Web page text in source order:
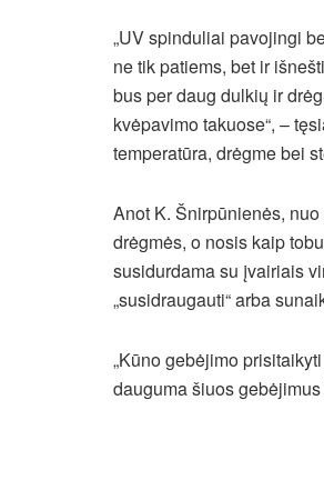
„UV spinduliai pavojingi
ne tik patiems, bet ir
bus per daug dulkių ir
kvėpavimo takuose“, –
temperatūra, drėgme bei
Anot K. Šnirpūnienės,
drėgmės, o nosis kaip
susidurdama su įvairiais
„susidraugauti“ arba
„Kūno gebėjimo
dauguma šiuos